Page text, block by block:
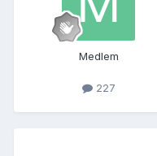
Medlem
227